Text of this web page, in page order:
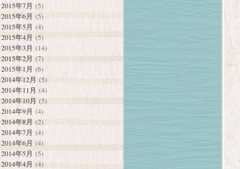
2015年7月 (5)
2015年6月 (5)
2015年5月 (4)
2015年4月 (5)
2015年3月 (14)
2015年2月 (7)
2015年1月 (6)
2014年12月 (5)
2014年11月 (4)
2014年10月 (5)
2014年9月 (4)
2014年8月 (2)
2014年7月 (4)
2014年6月 (4)
2014年5月 (5)
2014年4月 (4)